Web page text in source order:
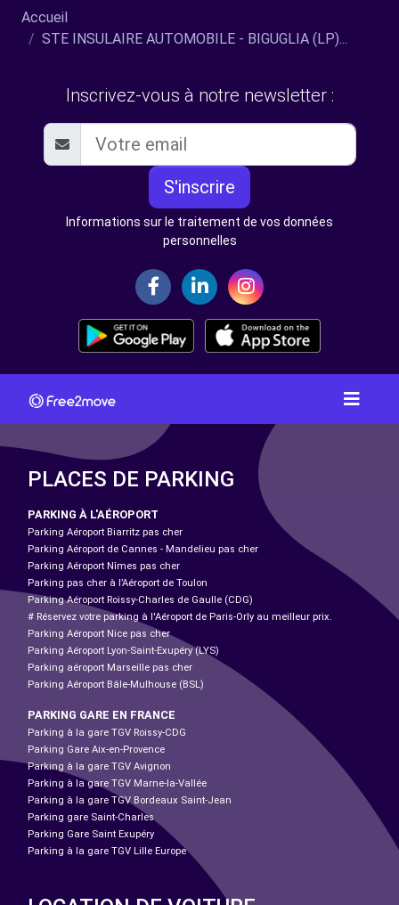
Accueil
STE INSULAIRE AUTOMOBILE - BIGUGLIA (LP)...
Inscrivez-vous à notre newsletter :
S'inscrire
Informations sur le traitement de vos données
personnelles
PLACES DE PARKING
PARKING À L'AÉROPORT
Parking Aéroport Biarritz pas cher
Parking Aéroport de Cannes - Mandelieu pas cher
Parking Aéroport Nîmes pas cher
Parking pas cher à l’Aéroport de Toulon
Parking Aéroport Roissy-Charles de Gaulle (CDG)
# Réservez votre parking à l'Aéroport de Paris-Orly au meilleur prix.
Parking Aéroport Nice pas cher
Parking Aéroport Lyon-Saint-Exupéry (LYS)
Parking aéroport Marseille pas cher
Parking Aéroport Bâle-Mulhouse (BSL)
PARKING GARE EN FRANCE
Parking à la gare TGV Roissy-CDG
Parking Gare Aix-en-Provence
Parking à la gare TGV Avignon
Parking à la gare TGV Marne-la-Vallée
Parking à la gare TGV Bordeaux Saint-Jean
Parking gare Saint-Charles
Parking Gare Saint Exupéry
Parking à la gare TGV Lille Europe